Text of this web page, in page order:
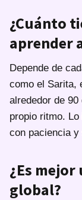
¿Cuánto
aprender
Depende de
como el Sarita,
alrededor de
propio ritmo.
con paciencia y
¿Es
global?